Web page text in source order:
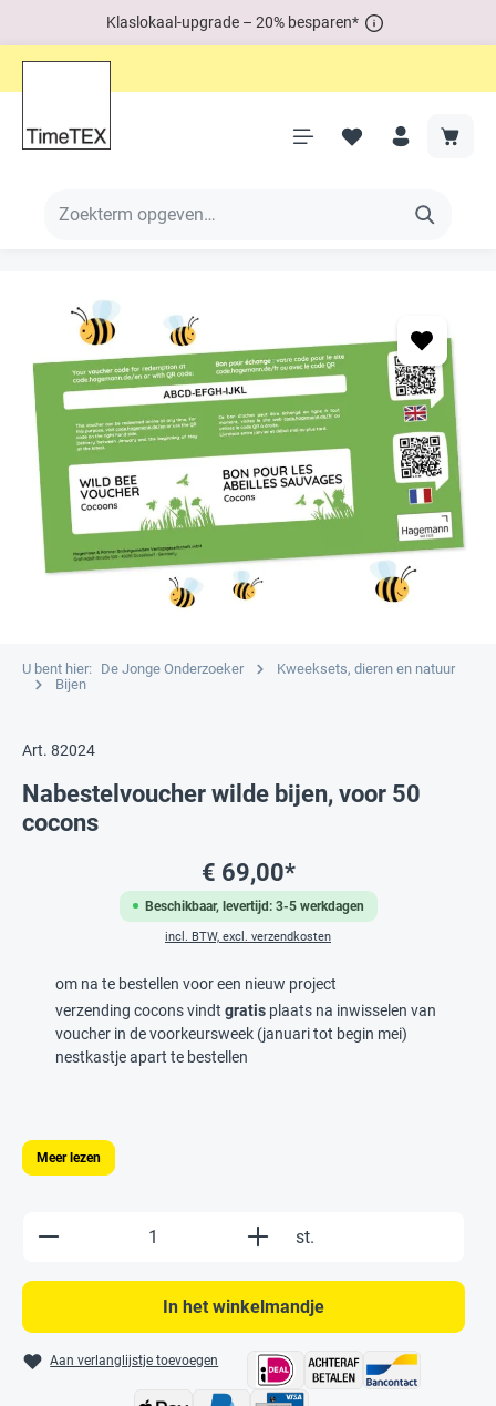
Klaslokaal-upgrade – 20% besparen*
U bent hier: De Jonge Onderzoeker
Kweeksets, dieren en natuur
Bijen
Art. 82024
Nabestelvoucher wilde bijen, voor 50
cocons
Beschikbaar, levertijd: 3-5 werkdagen
€ 69,00*
incl. BTW, excl. verzendkosten
om na te bestellen voor een nieuw project
verzending cocons vindt gratis plaats na inwisselen van
voucher in de voorkeursweek (januari tot begin mei)
nestkastje apart te bestellen
Meer lezen
Produkt Anzahl: Gib den gewünschten
st.
In het winkelmandje
Aan verlanglijstje toevoegen